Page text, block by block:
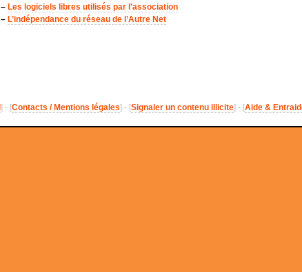
– Les logiciels libres utilisés par l’association
– L’indépendance du réseau de l’Autre Net
] - [Contacts / Mentions légales] - [Signaler un contenu illicite] - [Aide &